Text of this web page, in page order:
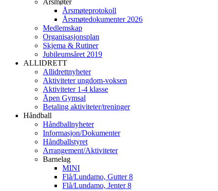
Årsmøter
Årsmøteprotokoll
Årsmøtedokumenter 2026
Medlemskap
Organisasjonsplan
Skjema & Rutiner
Jubileumsåret 2019
ALLIDRETT
Allidrettnyheter
Aktiviteter ungdom-voksen
Aktiviteter 1-4 klasse
Åpen Gymsal
Betaling aktiviteter/treninger
Håndball
Håndballnyheter
Informasjon/Dokumenter
Håndballstyret
Arrangement/Aktiviteter
Barnelag
MINI
Flå/Lundamo, Gutter 8
Flå/Lundamo, Jenter 8